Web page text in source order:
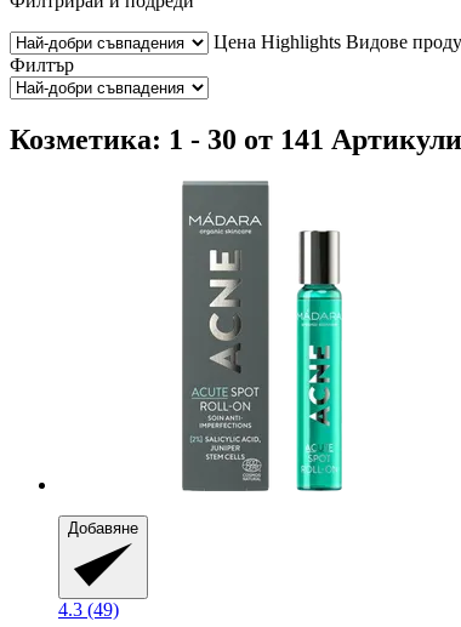
Цена Highlights Видове
Филтър
Козметика: 1 - 30 от 141 Артикули
Добавяне
4.3 (49)